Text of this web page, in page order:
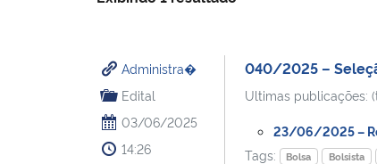
Administra�
Edital
03/06/2025
14:26
040/2025 –
Ultimas publicações:
23/06/2025 –
Tags:
Bolsa Bolsista